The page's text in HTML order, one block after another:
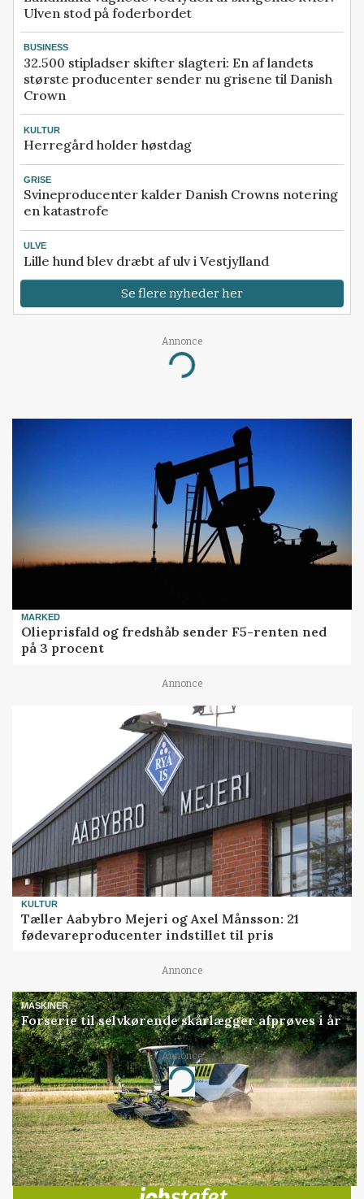
Ulven stod på foderbordet
BUSINESS
32.500 stipladser skifter slagteri: En af landets
største producenter sender nu grisene til Danish
Crown
KULTUR
Herregård holder høstdag
GRISE
Svineproducenter kalder Danish Crowns notering
en katastrofe
ULVE
Lille hund blev dræbt af ulv i Vestjylland
Se flere nyheder her
Annonce
Loading...
MARKED
Olieprisfald og fredshåb sender F5-renten ned
på 3 procent
Annonce
KULTUR
Tæller Aabybro Mejeri og Axel Månsson: 21
fødevareproducenter indstillet til pris
Annonce
MASKINER
Forserie til selvkørende skårlægger afprøves i år
Annonce
Loading...
Jobs
i samarbejde med